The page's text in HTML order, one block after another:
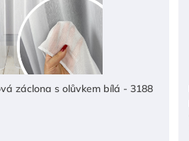
záclona s olůvkem bílá - 3188